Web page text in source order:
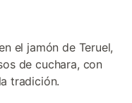
el jamón de Teruel,
de cuchara, con
tradición.